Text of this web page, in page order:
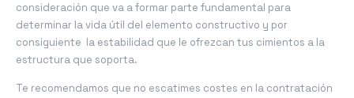
consideración que va a formar parte fundamental para
determinar la vida útil del elemento constructivo y por
consiguiente la estabilidad que le ofrezcan tus cimientos a la
estructura que soporta.
Te recomendamos que no escatimes costes en la contratación